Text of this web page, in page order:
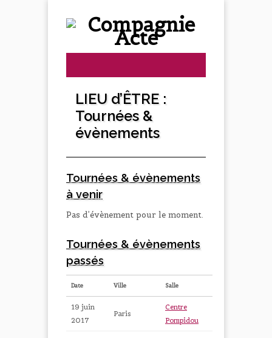
LIEU d’ÊTRE :
Tournées &
évènements
Tournées & évènements
à venir
Pas d’évènement pour le moment.
Tournées & évènements
passés
Date Ville Salle
19 juin
2017
Paris
Centre
Pompidou